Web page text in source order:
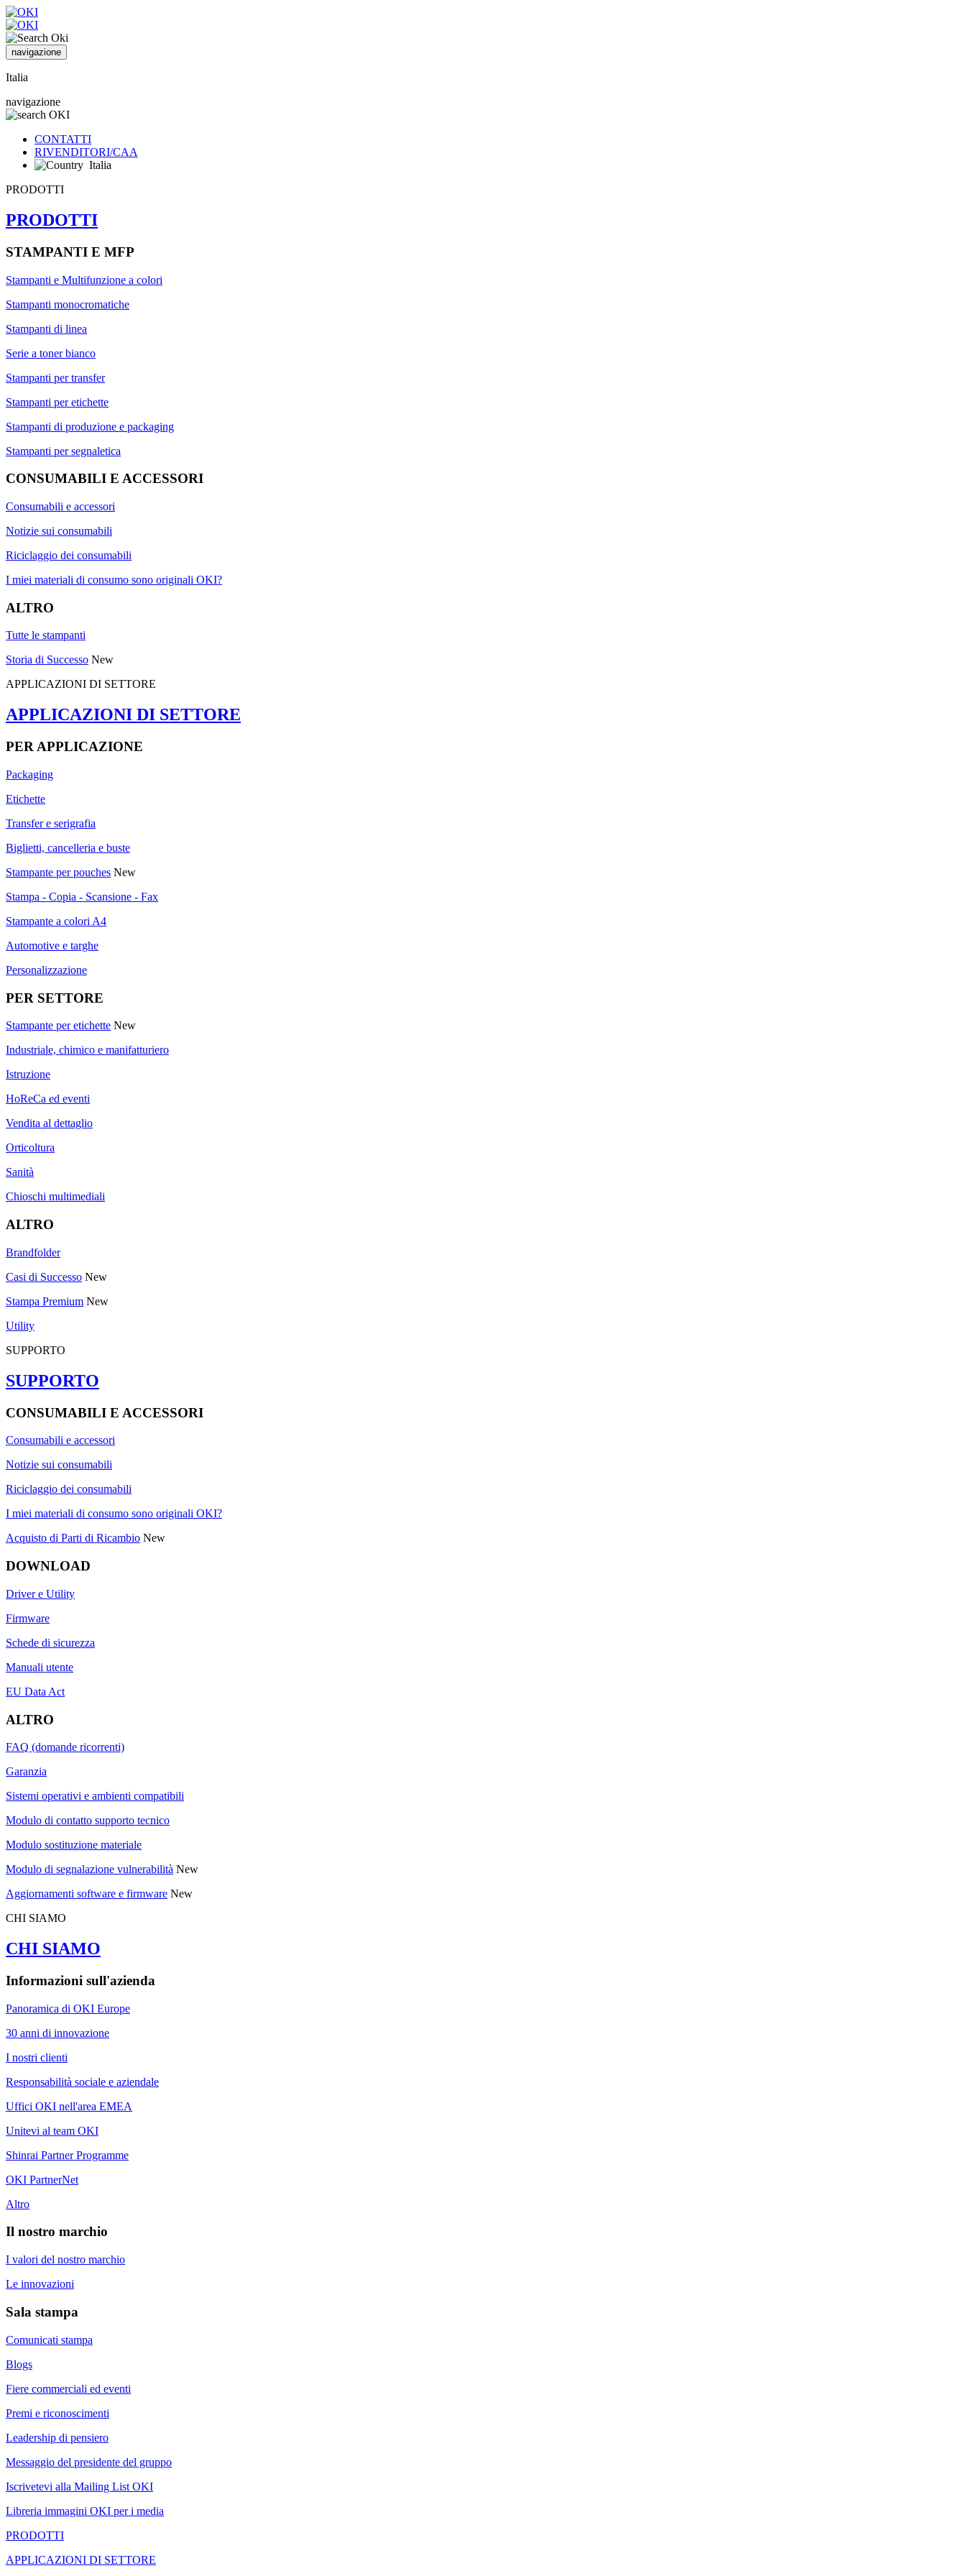
navigazione
Italia
navigazione
CONTATTI
RIVENDITORI/CAA
Italia
PRODOTTI
PRODOTTI
STAMPANTI E MFP
Stampanti e Multifunzione a colori
Stampanti monocromatiche
Stampanti di linea
Serie a toner bianco
Stampanti per transfer
Stampanti per etichette
Stampanti di produzione e packaging
Stampanti per segnaletica
CONSUMABILI E ACCESSORI
Consumabili e accessori
Notizie sui consumabili
Riciclaggio dei consumabili
I miei materiali di consumo sono originali OKI?
ALTRO
Tutte le stampanti
Storia di Successo New
APPLICAZIONI DI SETTORE
APPLICAZIONI DI SETTORE
PER APPLICAZIONE
Packaging
Etichette
Transfer e serigrafia
Biglietti, cancelleria e buste
Stampante per pouches New
Stampa - Copia - Scansione - Fax
Stampante a colori A4
Automotive e targhe
Personalizzazione
PER SETTORE
Stampante per etichette New
Industriale, chimico e manifatturiero
Istruzione
HoReCa ed eventi
Vendita al dettaglio
Orticoltura
Sanità
Chioschi multimediali
ALTRO
Brandfolder
Casi di Successo New
Stampa Premium New
Utility
SUPPORTO
SUPPORTO
CONSUMABILI E ACCESSORI
Consumabili e accessori
Notizie sui consumabili
Riciclaggio dei consumabili
I miei materiali di consumo sono originali OKI?
Acquisto di Parti di Ricambio New
DOWNLOAD
Driver e Utility
Firmware
Schede di sicurezza
Manuali utente
EU Data Act
ALTRO
FAQ (domande ricorrenti)
Garanzia
Sistemi operativi e ambienti compatibili
Modulo di contatto supporto tecnico
Modulo sostituzione materiale
Modulo di segnalazione vulnerabilità New
Aggiornamenti software e firmware New
CHI SIAMO
CHI SIAMO
Informazioni sull'azienda
Panoramica di OKI Europe
30 anni di innovazione
I nostri clienti
Responsabilità sociale e aziendale
Uffici OKI nell'area EMEA
Unitevi al team OKI
Shinrai Partner Programme
OKI PartnerNet
Altro
Il nostro marchio
I valori del nostro marchio
Le innovazioni
Sala stampa
Comunicati stampa
Blogs
Fiere commerciali ed eventi
Premi e riconoscimenti
Leadership di pensiero
Messaggio del presidente del gruppo
Iscrivetevi alla Mailing List OKI
Libreria immagini OKI per i media
PRODOTTI
APPLICAZIONI DI SETTORE